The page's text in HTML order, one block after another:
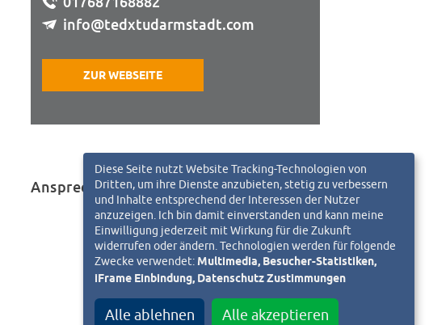
info@tedxtudarmstadt.com
ZUR WEBSEITE
Ansprechpartner:
Diese Seite nutzt Website Tracking-Technologien von
Dritten, um ihre Dienste anzubieten, stetig zu verbessern
und Inhalte entsprechend der Interessen der Nutzer
anzuzeigen. Ich bin damit einverstanden und kann meine
Einwilligung jederzeit mit Wirkung für die Zukunft
widerrufen oder ändern. Technologien werden für folgende
Zwecke verwendet:Multimedia, Besucher-Statistiken,
iFrame Einbindung, Datenschutz Zustimmungen
Alle ablehnen Alle akzeptieren